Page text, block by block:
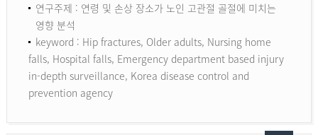
연구주제 : 연령 및 손상 장소가 노인 고관절 골절에 미치는
영향 분석
keyword : Hip fractures, Older adults, Nursing home
falls, Hospital falls, Emergency department based injury
in-depth surveillance, Korea disease control and
prevention agency